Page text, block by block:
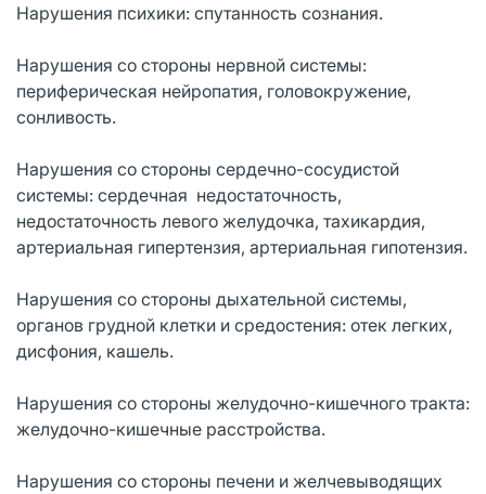
Нарушения психики: спутанность сознания.
Нарушения со стороны нервной системы:
периферическая нейропатия, головокружение,
сонливость.
Нарушения со стороны сердечно-сосудистой
системы: сердечная недостаточность,
недостаточность левого желудочка, тахикардия,
артериальная гипертензия, артериальная гипотензия.
Нарушения со стороны дыхательной системы,
органов грудной клетки и средостения: отек легких,
дисфония, кашель.
Нарушения со стороны желудочно-кишечного тракта:
желудочно-кишечные расстройства.
Нарушения со стороны печени и желчевыводящих